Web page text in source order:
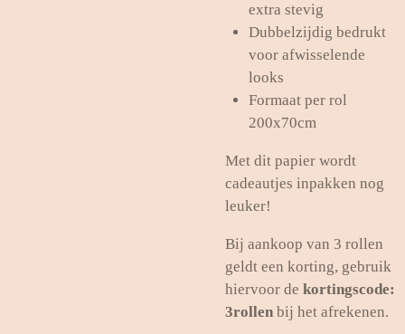
extra stevig
Dubbelzijdig bedrukt
voor afwisselende
looks
Formaat per rol
200x70cm
Met dit papier wordt
cadeautjes inpakken nog
leuker!
Bij aankoop van 3 rollen
geldt een korting, gebruik
hiervoor de kortingscode:
3rollen bij het afrekenen.